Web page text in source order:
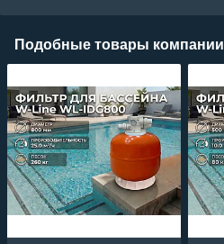
Подобные товары компании